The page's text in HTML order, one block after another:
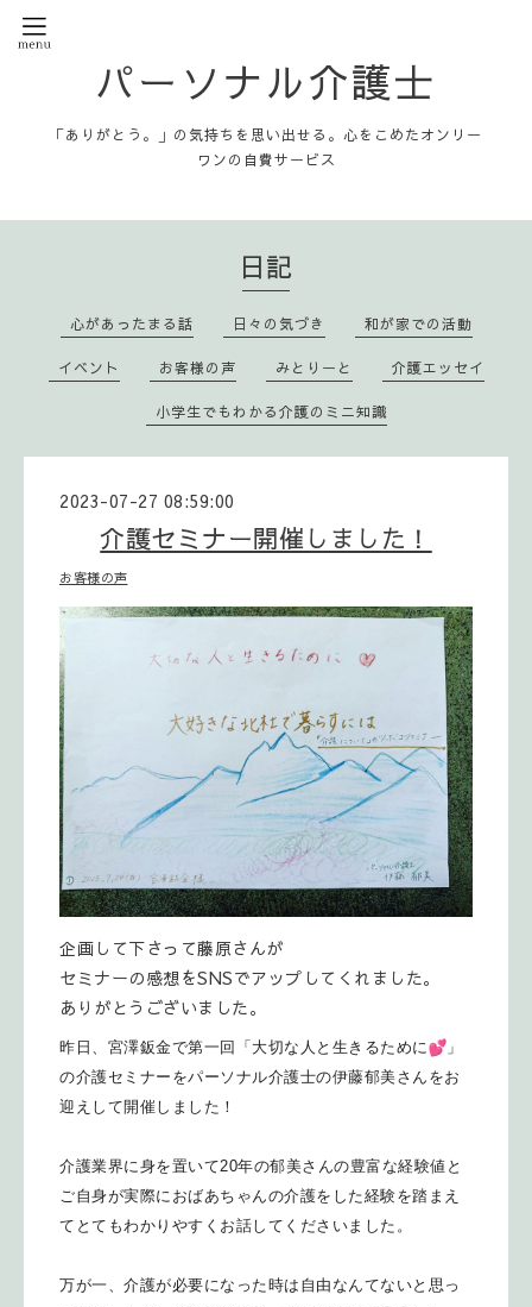
パーソナル介護士
「ありがとう。」の気持ちを思い出せる。心をこめたオンリー
ワンの自費サービス
日記
心があったまる話 日々の気づき 和が家での活動
イベント お客様の声 みとりーと 介護エッセイ
小学生でもわかる介護のミニ知識
2023-07-27 08:59:00
介護セミナー開催しました！
お客様の声
企画して下さって藤原さんが
セミナーの感想をSNSでアップしてくれました。
ありがとうございました。
昨日、宮澤鈑金で第一回「大切な人と生きるために
」
の介護セミ ナーをパーソナル介護士の伊藤郁美さんをお
迎えして開催しました ！
介護業界に身を置いて20年の郁美さんの豊富な経験値と
ご自身が実際におばあちゃんの介護をした経験を踏まえ
てとてもわかりやす くお話してくださいました。
万が一、介護が必要になった時は自由なんてないと思っ